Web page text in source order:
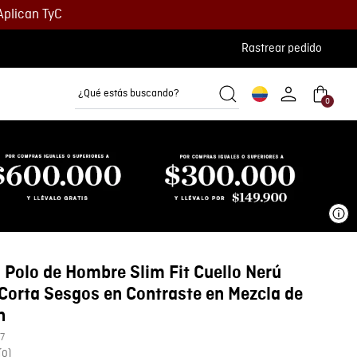
TyC
Rastrear pedido
¿Qué estás buscando?
0
Polo de Hombre Slim Fit Cuello Nerú
Sesgos en Contraste en Mezcla de